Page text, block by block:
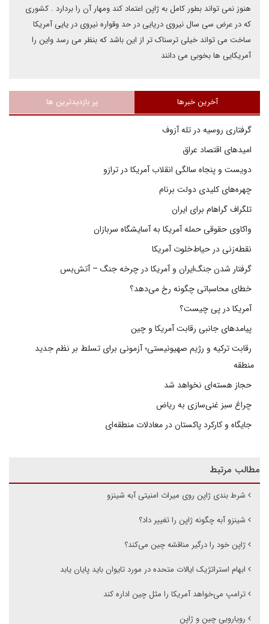
هنوز نمی تواند بطور کامل به ژاپن اعتماد کند ومهار آن را بردارد . کشوری
که در عرض سی سال نیروی دریایی در حد وقواره نیروی در یایی آمریکا
ساخت می تواند خیلی ترسناک تر از این باشد که بنظر می رسد واین را
آمریکایی ها بخوبی می دانند
آخرین خبرها پر بازدیدترین ها
گرفتاری روسیه در تله آزوف
امیدهای اقتصاد عراق
دویست و پنجاه سالگی انقلاب آمریکا در ترازو
چهره‌های کلیدی دولت برنام
تلگراف گراهام برای ایران
واکاوی حقوقی حمله آمریکا به آسایشگاه سربازان
نقطه‌زنی در حیاط‌خلوت آمریکا
گرفتار شدن جنگ‌ایران و آمریکا در چرخه جنگ – آتش‌بس
خطای محاسباتی چگونه رخ می‌دهد؟
آمریکا در پی چیست؟
پیامدهای جانبی رقابت آمریکا و چین
رقابت ترکیه و رژیم صهیونیستی؛ آزمونی برای تسلط بر نظم جدید
منطقه
حجاز هسته‌ای نخواهد شد
چراغ سبز غنی‌سازی به ریاض
جایگاه و کارکرد پاکستان در معادلات منطقه‌ای
مطالب مرتبط
شرط بندی ژاپن روی میراث امنیتی آبه شینزو
شینزو آبه چگونه ژاپن را تغییر داد؟
ژاپن خود را درگیر مناقشه چین می‌کند؟
ابهام استراتژیک ایالات متحده در مورد تایوان باید پایان یابد
ترامپ می‌خواهد آمریکا را مثل چین اداره کند
رویارویی چین و ژاپن